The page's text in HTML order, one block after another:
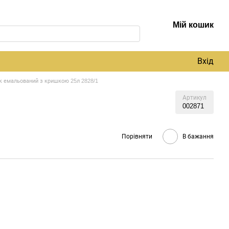
Мій кошик
Вхід
емальований з кришкою 25л 2828/1
Артикул
002871
Порівняти В бажання